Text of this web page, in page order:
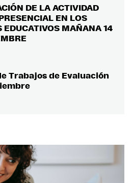
DE LA ACTIVIDAD
EN LOS
EDUCATIVOS MAÑANA 14
Trabajos de Evaluación